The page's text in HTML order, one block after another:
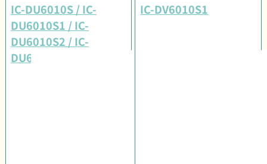
IC-DU6010S / IC-
DU6010S1 / IC-
DU6010S2 / IC-
DU6010S3
IC-DV6010S1